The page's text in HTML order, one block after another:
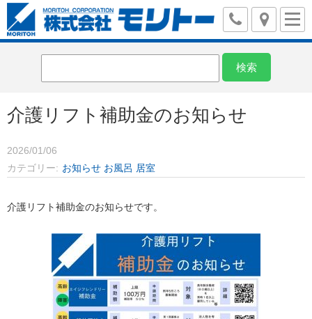
介護リフト補助金のお知らせ
2026/01/06
カテゴリー
お知らせ お風呂 居室
介護リフト補助金のお知らせです。